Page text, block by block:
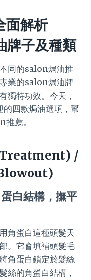
面解析
牌子及種類
同的salon焗油推
業的salon焗油牌
獨特功效。今天，
四款焗油選項，幫
薦。
Treatment) /
白結構，撫平
角蛋白這種頭髮天
。它會填補頭髮毛
角蛋白鎖定於髮絲
絲的角蛋白結構，